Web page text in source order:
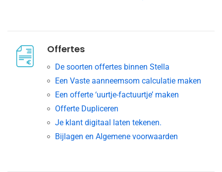
Offertes
De soorten offertes binnen Stella
Een Vaste aanneemsom calculatie maken
Een offerte ‘uurtje-factuurtje’ maken
Offerte Dupliceren
Je klant digitaal laten tekenen.
Bijlagen en Algemene voorwaarden